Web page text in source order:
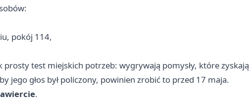
pokój 114,
prosty test miejskich potrzeb: wygrywają pomysły, które zyskają
jego głos był policzony, powinien zrobić to przed 17 maja.
.